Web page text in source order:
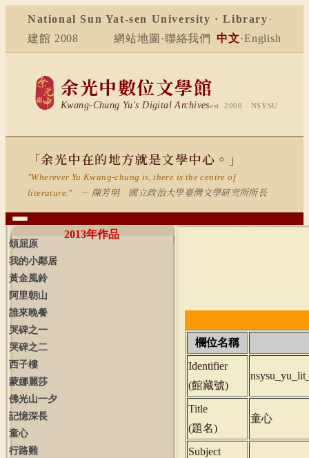
National Sun Yat-sen University · Library ·
建館 2008
網站地圖 ·聯絡我們 中文·English
余光中數位文學館
Kwang-Chung Yu's Digital Archivesest. 2008 · NSYSU
「余光中在的地方就是文學中心。」
"Wherever Yu Kwang-chung is, there is the centre of
literature."
— 陳芳明 國立政治大學臺灣文學研究所所長
2013年作品
頌屈原
我的小鄰居
黃金風鈴
阿里朝山
誰來晚餐
哭碑之一
哭碑之二
西子樓
蒙娜麗莎
佛光山一夕
記憶深長
童心
行路難
欄位名稱
Identifier
(館藏號)
Title
(題名)
童心
Subject